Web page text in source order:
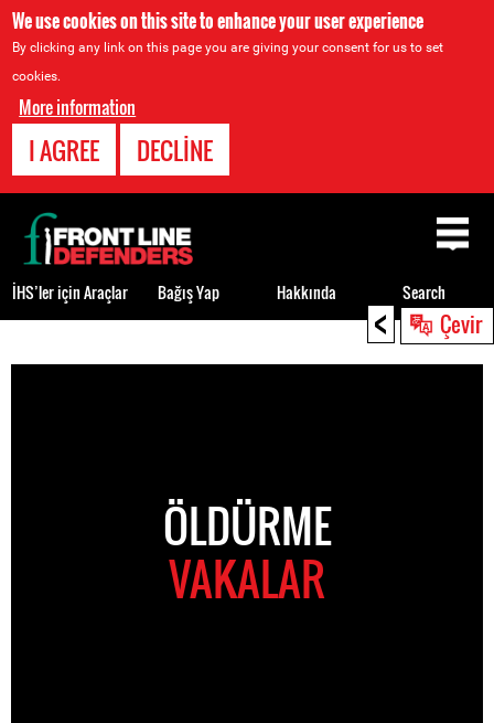
We use cookies on this site to enhance your user experience
By clicking any link on this page you are giving your consent for us to set
cookies.
More information
I AGREE DECLINE
< Çevir
to
ÖLDÜRME
VAKALAR
Back
to
top
İHS’ler için Araçlar Bağış Yap Hakkında Search